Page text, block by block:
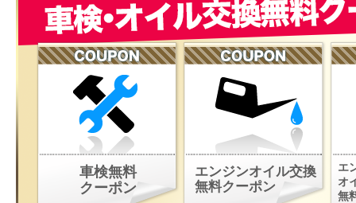
車検無料
クーポン
エンジンオイル交換
無料クーポン
エ
オ
無